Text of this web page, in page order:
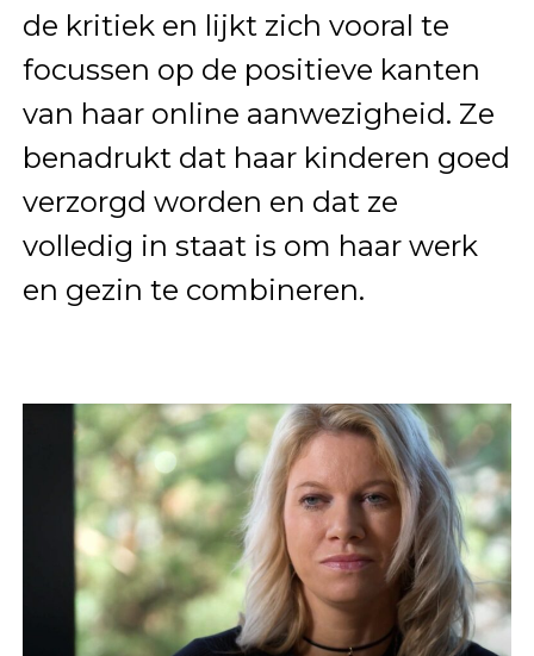
de kritiek en lijkt zich vooral te
focussen op de positieve kanten
van haar online aanwezigheid. Ze
benadrukt dat haar kinderen goed
verzorgd worden en dat ze
volledig in staat is om haar werk
en gezin te combineren.